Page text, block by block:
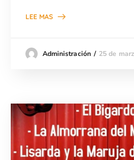
LEE MAS
Administración 25 de